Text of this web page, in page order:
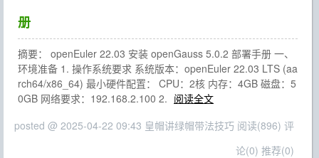
册
摘要： openEuler 22.03 安装 openGauss 5.0.2 部署手册 一、
环境准备 1. 操作系统要求 系统版本：openEuler 22.03 LTS (aa
rch64/x86_64) 最小硬件配置： CPU：2核 内存：4GB 磁盘：5
0GB 网络要求：192.168.2.100 2. 阅读全文
posted @ 2025-04-22 09:43 皇帽讲绿帽带法技巧 阅读(896) 评
论(0) 推荐(0)